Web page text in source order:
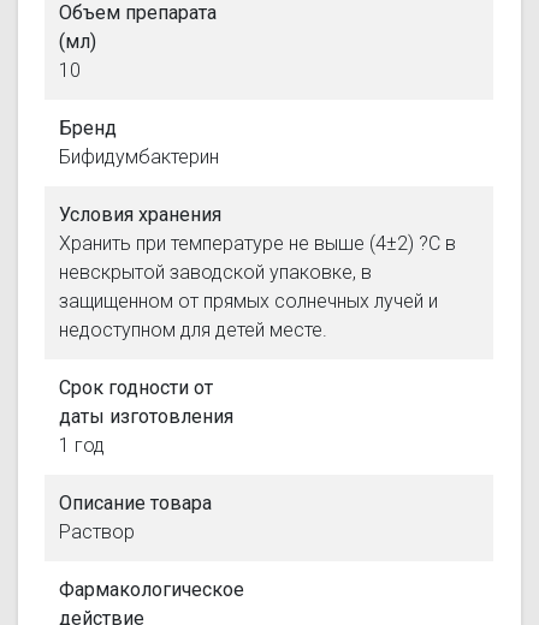
Объем препарата
(мл)
10
Бренд
Бифидумбактерин
Условия хранения
Хранить при температуре не выше (4±2) ?С в
невскрытой заводской упаковке, в
защищенном от прямых солнечных лучей и
недоступном для детей месте.
Срок годности от
даты изготовления
1 год
Описание товара
Раствор
Фармакологическое
действие